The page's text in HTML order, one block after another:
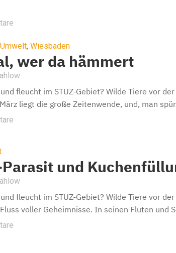
Umwelt, Wiesbaden
wer da hämmert
fleucht im STUZ-Gebiet? Wilde Tiere vor
liegt die große Zeitenwende, und, man
und
fleucht im STUZ-Gebiet? Wilde Tiere vor
voller Geheimnisse. In seinen Fluten